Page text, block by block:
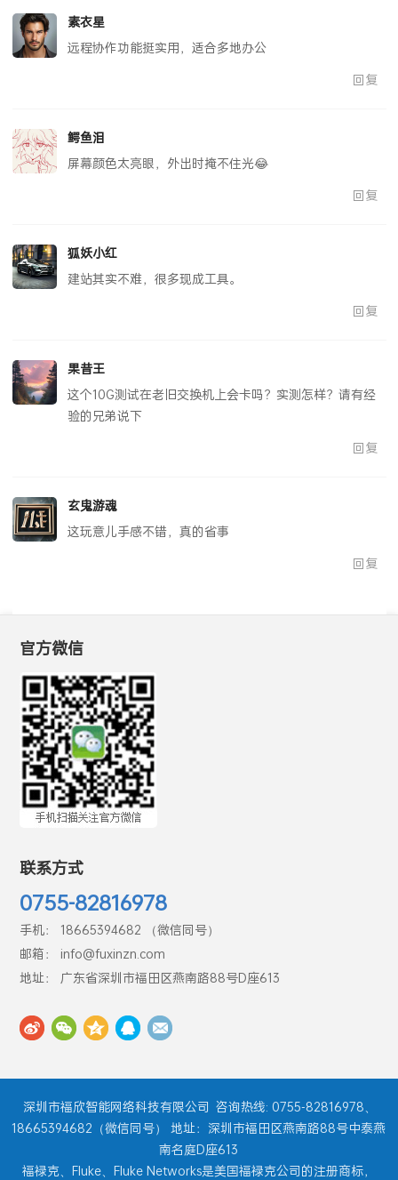
素衣星
远程协作功能挺实用，适合多地办公
回复
鳄鱼泪
屏幕颜色太亮眼，外出时掩不住光😂
回复
狐妖小红
建站其实不难，很多现成工具。
回复
果昔王
这个10G测试在老旧交换机上会卡吗？实测怎样？请有经
验的兄弟说下
回复
玄鬼游魂
这玩意儿手感不错，真的省事
回复
官方微信
联系方式
0755-82816978
手机： 18665394682 （微信同号）
邮箱： info@fuxinzn.com
地址： 广东省深圳市福田区燕南路88号D座613
深圳市福欣智能网络科技有限公司 咨询热线: 0755-82816978、
18665394682（微信同号） 地址：深圳市福田区燕南路88号中泰燕
南名庭D座613
福禄克、Fluke、Fluke Networks是美国福禄克公司的注册商标，